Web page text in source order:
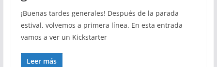
¡Buenas tardes generales! Después de la parada
estival, volvemos a primera línea. En esta entrada
vamos a ver un Kickstarter
Leer más